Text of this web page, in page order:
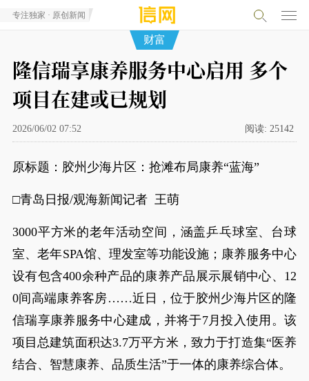
专注独家 · 原创新闻
财富
隆信瑞享康养服务中心启用 多个
项目在建或已规划
2026/06/02 07:52 阅读: 25142
原标题：胶州少海片区：抢滩布局康养“蓝海”
□青岛日报/观海新闻记者 王萌
3000平方米的老年活动空间，涵盖乒乓球室、台球
室、老年SPA馆、理发室等功能设施；康养服务中心
设有包含400余种产品的康养产品展示展销中心、12
0间高端康养客房……近日，位于胶州少海片区的隆
信瑞享康养服务中心建成，并将于7月投入使用。该
项目总建筑面积达3.7万平方米，致力于打造集“医养
结合、智慧康养、品质生活”于一体的康养综合体。